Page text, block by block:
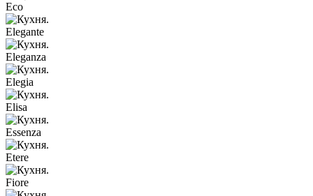
Eco
Elegante
Eleganza
Elegia
Elisa
Essenza
Etere
Fiore